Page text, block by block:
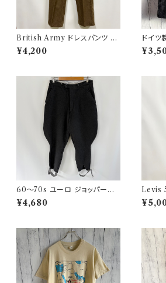
British Army ドレスパンツ イ
ギリス軍 スラックス ミリタリー
パンツ ウールパンツ2
¥4,200
ドイツ
ロイベ
ルブレ
60〜70s ユーロ ジョッパーズ
パンツ ウールパンツ ヴィンテー
ジ 5
¥4,680
Levis
イス ワ